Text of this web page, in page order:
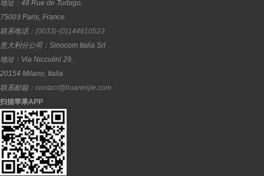
地址： 48 Rue de Turbigo,
75003 Paris, France
联系电话： (0033)-(0)144610523
意大利分公司： Sinocom Italia Srl
地址： Via Niccolini 29,
20154 Milano, Italia
联系邮箱： contact@huarenjie.com
扫描苹果APP